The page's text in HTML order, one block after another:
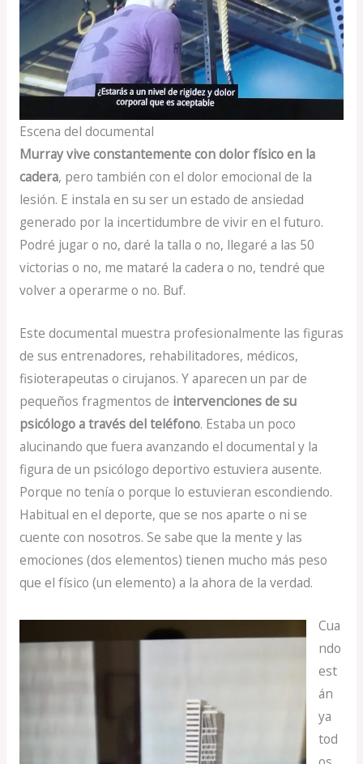
Escena del documental
Murray vive constantemente con dolor físico en la
cadera, pero también con el dolor emocional de la
lesión. E instala en su ser un estado de ansiedad
generado por la incertidumbre de vivir en el futuro.
Podré jugar o no, daré la talla o no, llegaré a las 50
victorias o no, me mataré la cadera o no, tendré que
volver a operarme o no. Buf.
Este documental muestra profesionalmente las figuras
de sus entrenadores, rehabilitadores, médicos,
fisioterapeutas o cirujanos. Y aparecen un par de
pequeños fragmentos de intervenciones de su
psicólogo a través del teléfono. Estaba un poco
alucinando que fuera avanzando el documental y la
figura de un psicólogo deportivo estuviera ausente.
Porque no tenía o porque lo estuvieran escondiendo.
Habitual en el deporte, que se nos aparte o ni se
cuente con nosotros. Se sabe que la mente y las
emociones (dos elementos) tienen mucho más peso
que el físico (un elemento) a la ahora de la verdad.
Cua
ndo
est
án
ya
tod